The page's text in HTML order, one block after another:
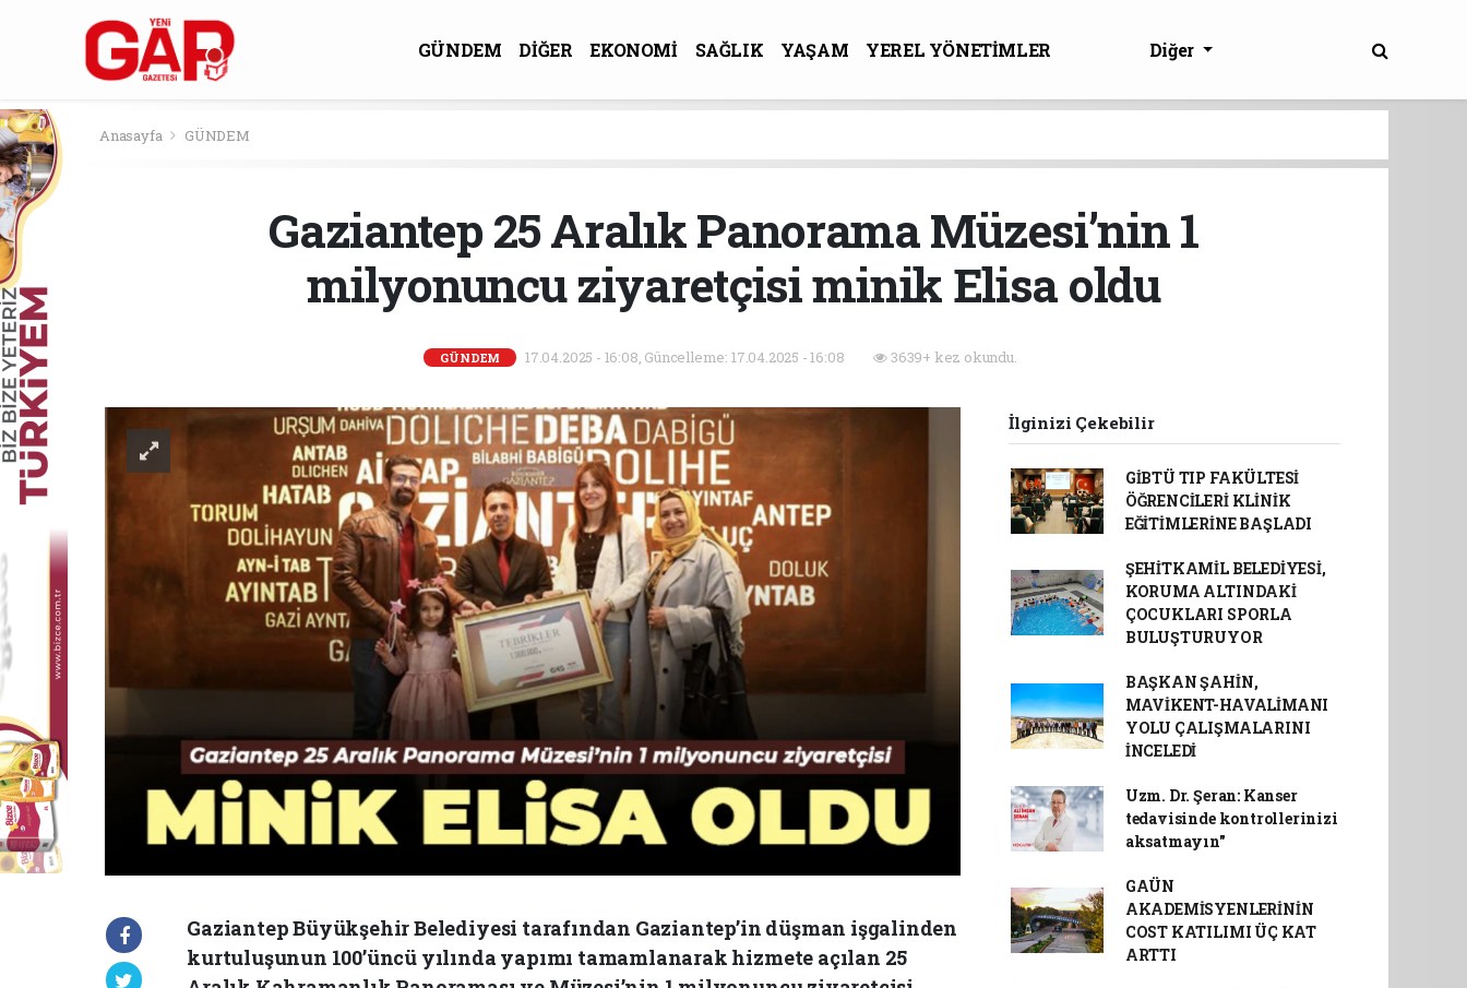
GÜNDEM DİĞER EKONOMİ SAĞLIK YAŞAM
YEREL YÖNETİMLER
Diğer
Anasayfa GÜNDEM
Gaziantep 25 Aralık Panorama Müzesi’nin 1
milyonuncu ziyaretçisi minik Elisa oldu
GÜNDEM 17.04.2025 - 16:08, Güncelleme: 17.04.2025 - 16:08 3639+ kez okundu.
Gaziantep Büyükşehir Belediyesi tarafından Gaziantep’in düşman işgalinden
kurtuluşunun 100’üncü yılında yapımı tamamlanarak hizmete açılan 25
İlginizi Çekebilir
GİBTÜ TIP FAKÜLTESİ
ÖĞRENCİLERİ KLİNİK
EĞİTİMLERİNE BAŞLADI
ŞEHİTKAMİL BELEDİYESİ,
KORUMA ALTINDAKİ
ÇOCUKLARI SPORLA
BULUŞTURUYOR
BAŞKAN ŞAHİN,
MAVİKENT-HAVALİMANI
YOLU ÇALIŞMALARINI
İNCELEDİ
Uzm. Dr. Şeran: Kanser
tedavisinde kontrollerinizi
aksatmayın"
GAÜN
AKADEMİSYENLERİNİN
COST KATILIMI ÜÇ KAT
ARTTI